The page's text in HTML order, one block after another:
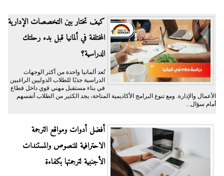
كيف تختار بين التخصصات الإدارية
المختلفة في ألمانيا قبل بدء رحلتك
الدراسية؟
تُعد ألمانيا واحدة من أكثر الوجهات
الدراسية جذبًا للطلاب الدوليين الراغبين
في بناء مستقبل مهني قوي داخل قطاع
الأعمال والإدارة. ومع تنوع البرامج الأكاديمية المتاحة، يجد الكثير من الطلاب أنفسهم
أمام سؤال...
أفضل أدوات ومواقع الترجمة
الاحترافية للنصوص والمستندات
الأجنبية لترجمتها بكفاءة